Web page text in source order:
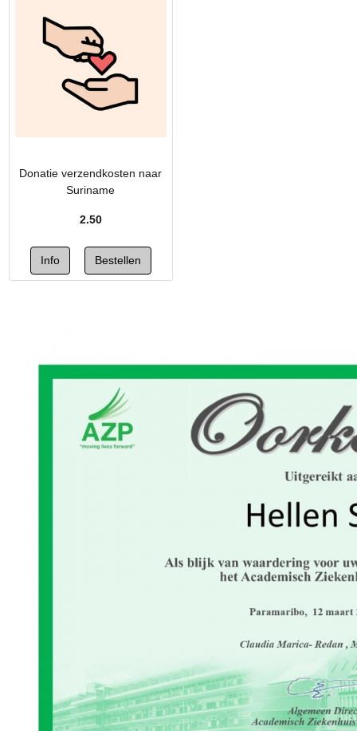
Donatie verzendkosten naar
Suriname
2.50